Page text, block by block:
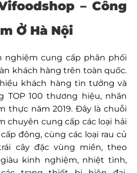
– Công
Ở Hà Nội
nghiệm cung cấp phân phối
khách hàng trên toàn quốc.
khách hàng tin tưởng và
TOP 100 thương hiệu, nhãn
thực năm 2019. Đây là chuỗi
chuyên cung cấp các loại hải
đông, cùng các loại rau củ
cây đặc vùng miền, theo
kinh nghiệm, nhiệt tình,